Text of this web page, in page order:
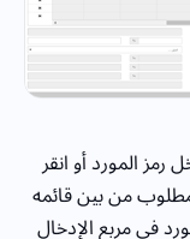
رمز المورد أو انقر
من بين قائمه
في مربع الإدخال